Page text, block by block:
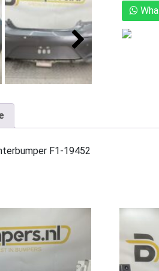
F1-19452